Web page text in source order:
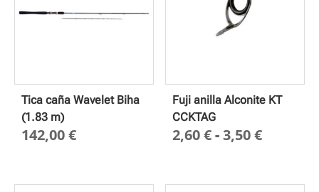
Tica caña Wavelet Biha
(1.83 m)
142,00€
Fuji anilla Alconite KT
CCKTAG
2,60€-3,50€Rango